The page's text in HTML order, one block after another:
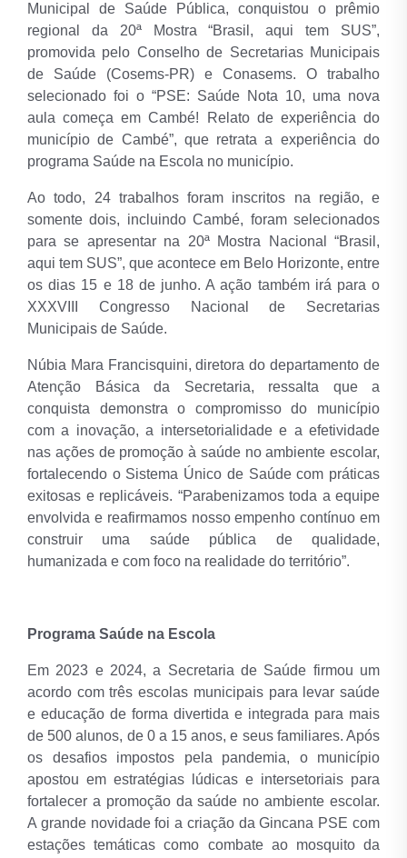
Municipal de Saúde Pública, conquistou o prêmio
regional da 20ª Mostra “Brasil, aqui tem SUS”,
promovida pelo Conselho de Secretarias Municipais
de Saúde (Cosems-PR) e Conasems. O trabalho
selecionado foi o “PSE: Saúde Nota 10, uma nova
aula começa em Cambé! Relato de experiência do
município de Cambé”, que retrata a experiência do
programa Saúde na Escola no município.
Ao todo, 24 trabalhos foram inscritos na região, e
somente dois, incluindo Cambé, foram selecionados
para se apresentar na 20ª Mostra Nacional “Brasil,
aqui tem SUS”, que acontece em Belo Horizonte, entre
os dias 15 e 18 de junho. A ação também irá para o
XXXVIII Congresso Nacional de Secretarias
Municipais de Saúde.
Núbia Mara Francisquini, diretora do departamento de
Atenção Básica da Secretaria, ressalta que a
conquista demonstra o compromisso do município
com a inovação, a intersetorialidade e a efetividade
nas ações de promoção à saúde no ambiente escolar,
fortalecendo o Sistema Único de Saúde com práticas
exitosas e replicáveis. “Parabenizamos toda a equipe
envolvida e reafirmamos nosso empenho contínuo em
construir uma saúde pública de qualidade,
humanizada e com foco na realidade do território”.
Programa Saúde na Escola
Em 2023 e 2024, a Secretaria de Saúde firmou um
acordo com três escolas municipais para levar saúde
e educação de forma divertida e integrada para mais
de 500 alunos, de 0 a 15 anos, e seus familiares. Após
os desafios impostos pela pandemia, o município
apostou em estratégias lúdicas e intersetoriais para
fortalecer a promoção da saúde no ambiente escolar.
A grande novidade foi a criação da Gincana PSE com
estações temáticas como combate ao mosquito da